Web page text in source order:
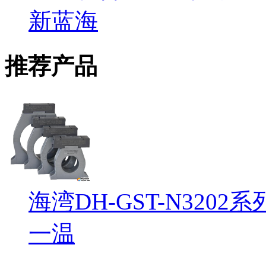
新蓝海
推荐产品
海湾DH-GST-N3202
一温